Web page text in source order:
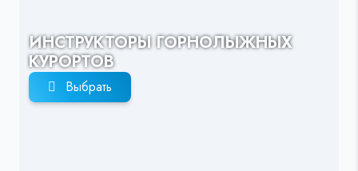
ИНСТРУКТОРЫ ГОРНОЛЫЖНЫХ
КУРОРТОВ
Выбрать